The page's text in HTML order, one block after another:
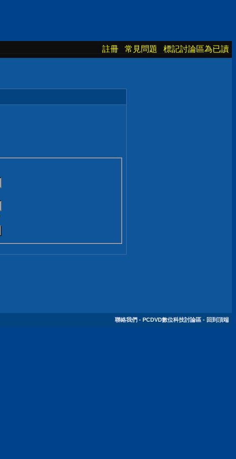
註冊 常見問題 標記討論區為已讀
聯絡我們 - PCDVD數位科技討論區 - 回到頂端